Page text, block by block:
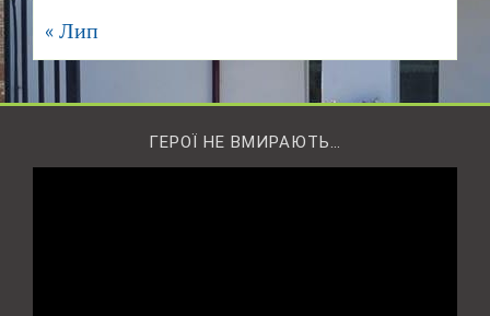
« Лип
ГЕРОЇ НЕ ВМИРАЮТЬ…